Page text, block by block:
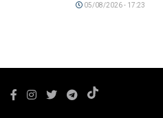
05/08/2026 - 17:23